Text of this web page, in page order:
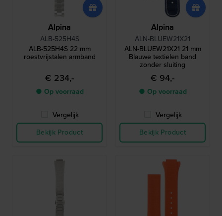
Alpina
ALB-525H4S
ALB-525H4S 22 mm
roestvrijstalen armband
€ 234,-
● Op voorraad
Vergelijk
Bekijk Product
Alpina
ALN-BLUEW21X21
ALN-BLUEW21X21 21 mm
Blauwe textielen band
zonder sluiting
€ 94,-
● Op voorraad
Vergelijk
Bekijk Product